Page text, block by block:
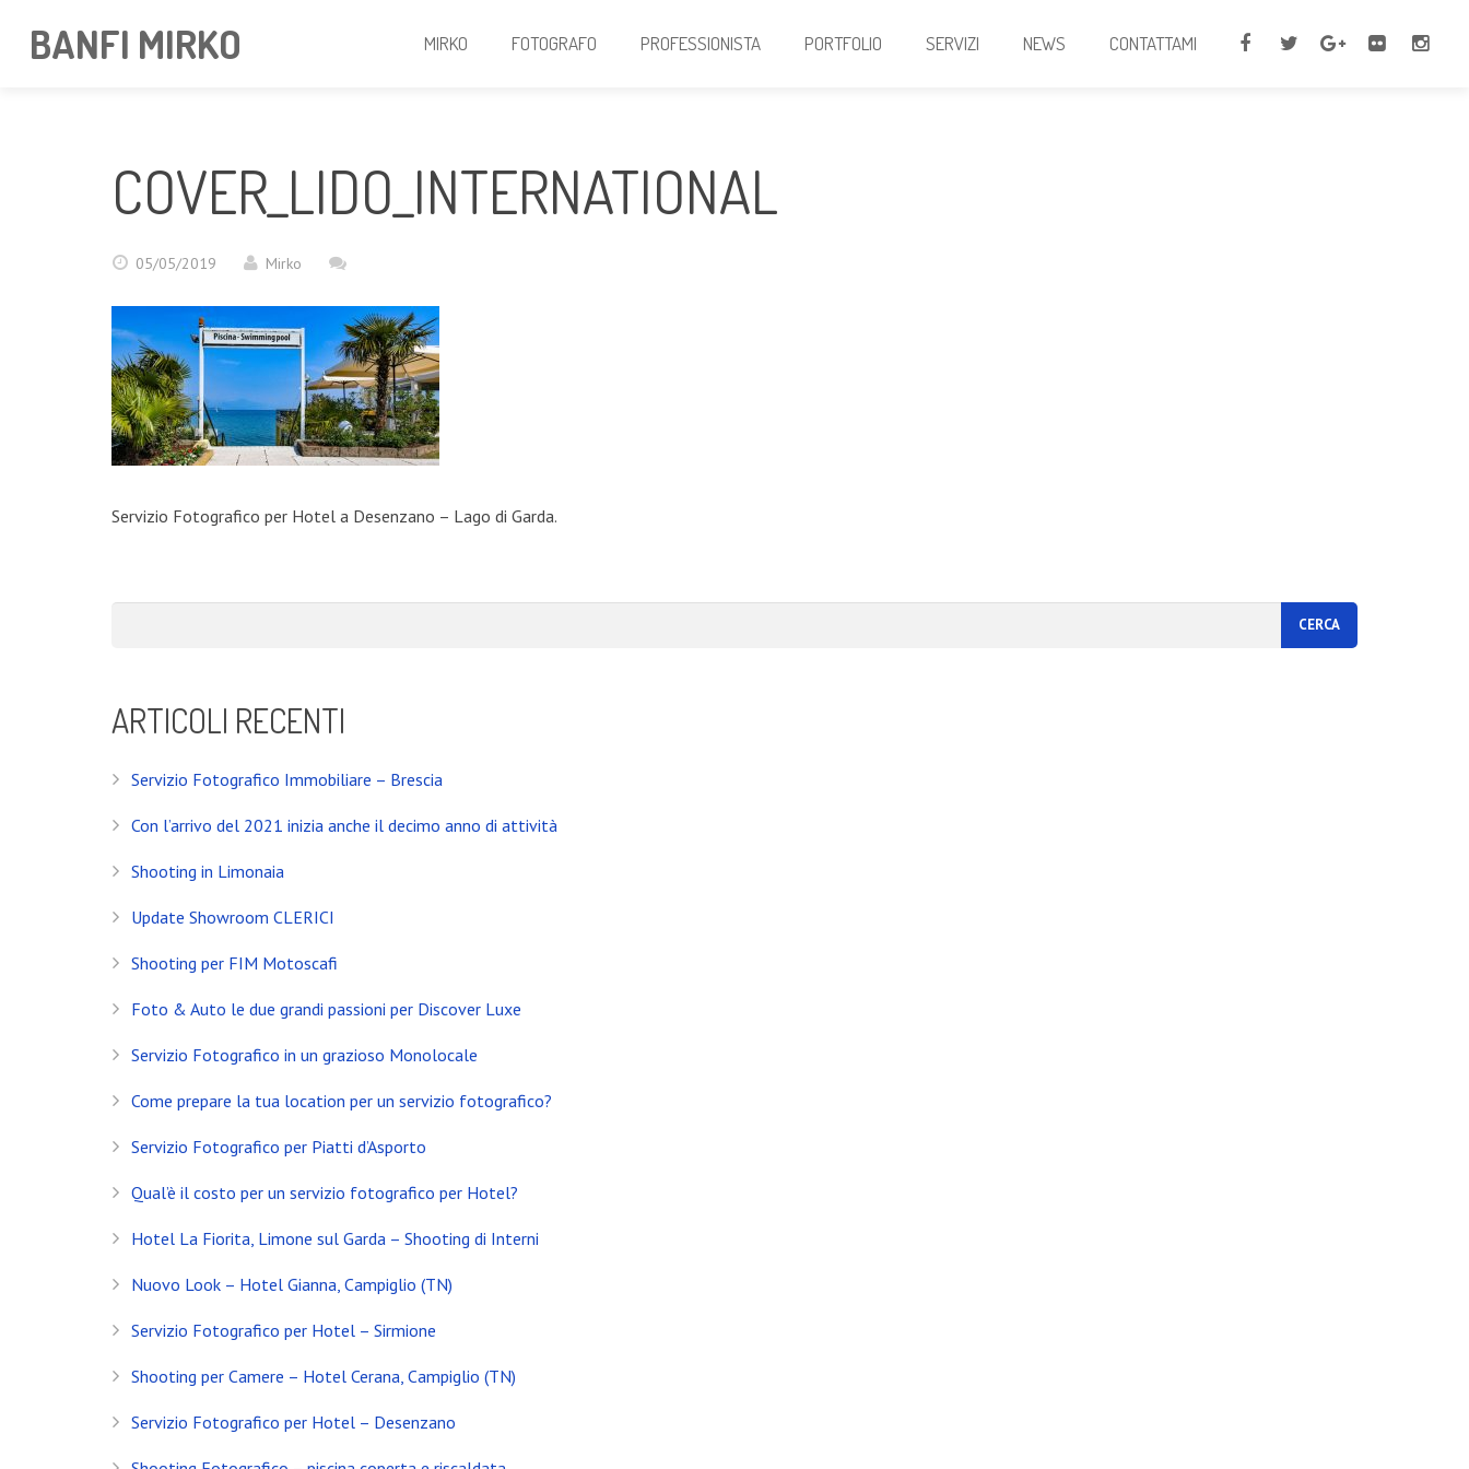
BANFI MIRKO MIRKO FOTOGRAFO PROFESSIONISTA PORTFOLIO SERVIZI NEWS CONTATTAMI
COVER_LIDO_INTERNATIONAL
05/05/2019 Mirko
Servizio Fotografico per Hotel a Desenzano – Lago di Garda.
ARTICOLI RECENTI
Servizio Fotografico Immobiliare – Brescia
Con l’arrivo del 2021 inizia anche il decimo anno di attività
Shooting in Limonaia
Update Showroom CLERICI
Shooting per FIM Motoscafi
Foto & Auto le due grandi passioni per Discover Luxe
Servizio Fotografico in un grazioso Monolocale
Come prepare la tua location per un servizio fotografico?
Servizio Fotografico per Piatti d’Asporto
Qual’è il costo per un servizio fotografico per Hotel?
Hotel La Fiorita, Limone sul Garda – Shooting di Interni
Nuovo Look – Hotel Gianna, Campiglio (TN)
Servizio Fotografico per Hotel – Sirmione
Shooting per Camere – Hotel Cerana, Campiglio (TN)
Servizio Fotografico per Hotel – Desenzano
NEWS